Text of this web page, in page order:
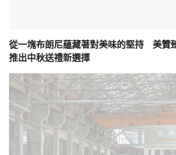
從一塊布朗尼蘊藏著對美味的堅持 美贊
推出中秋送禮新選擇